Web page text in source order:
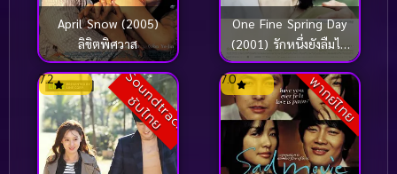
April Snow (2005)
ลิขิตพิศวาส
One Fine Spring Day
(2001) รักหนึ่งยังลืมไม่
ลง (ซับไทย)
S
o
u
n
d
t
r
a
c
k
ซั
บ
ไ
ท
ย
7.2 พากย์ไทย
7.0